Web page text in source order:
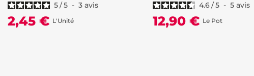
5/5 - 3 avis
2,45 € L'Unité
4.6/5 - 5 avis
12,90 € Le Pot